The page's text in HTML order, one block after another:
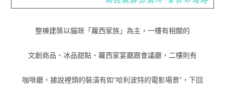
整棟建築以貓咪「蘿西家族」為主，一樓有相關的
文創商品、冰品甜點、蘿西家宴廳跟會議廳，二樓則有
咖啡廳，據說裡頭的裝潢有如”哈利波特的電影場景”，下回